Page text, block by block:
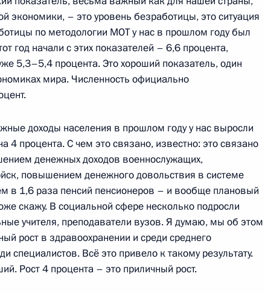
стратегического партнёрства
экономики, – это уровень безработицы, это ситуация
по методологии МОТ у нас в прошлом году был
год начали с этих показателей – 6,6 процента,
5,3–5,4 процента. Это хороший показатель, один
мира. Численность официально
доходы населения в прошлом году у нас выросли
4 процента. С чем это связано, известно: это связано
денежных доходов военнослужащих,
повышением денежного довольствия в системе
в 1,6 раза пенсий пенсионеров – и вообще плановый
скажу. В социальной сфере несколько подросли
учителя, преподаватели вузов. Я думаю, мы об этом
рост в здравоохранении и среди среднего
специалистов. Всё это привело к такому результату.
Рост 4 процента – это приличный рост.